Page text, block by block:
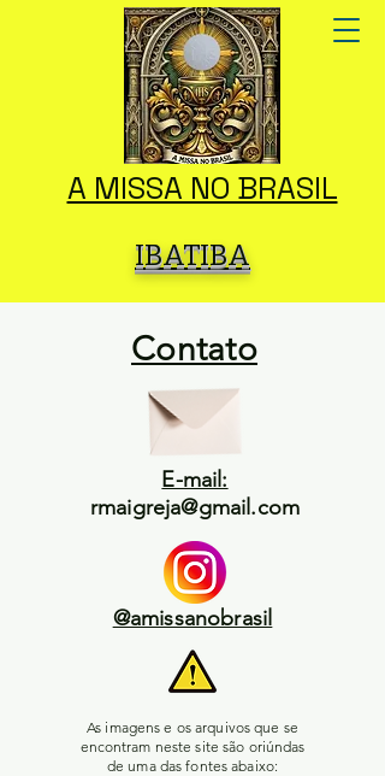
A MISSA NO BRASIL
IBATIBA
Contato
E-mail:
rmaigreja@gmail.com
@amissanobrasil
As imagens e os arquivos que se
encontram neste site são oriúndas
de uma das fontes abaixo: